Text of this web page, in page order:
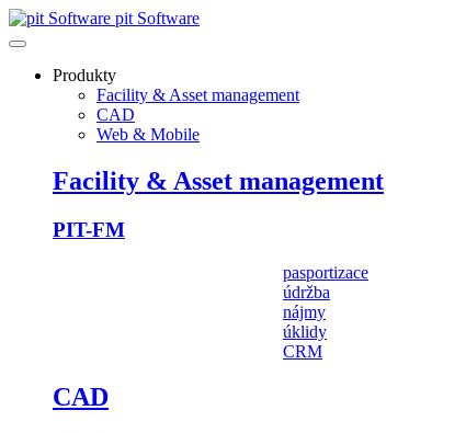
pit Software
Produkty
Facility & Asset management
CAD
Web & Mobile
Facility & Asset management
PIT-FM
pasportizace
údržba
nájmy
úklidy
CRM
CAD